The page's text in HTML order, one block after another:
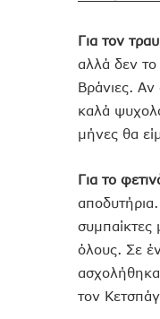
Για τον
αλλά δεν
Βράνιες. Αν
καλά
μήνες θα
Για το
συμπαίκτες
όλους. Σε
τον